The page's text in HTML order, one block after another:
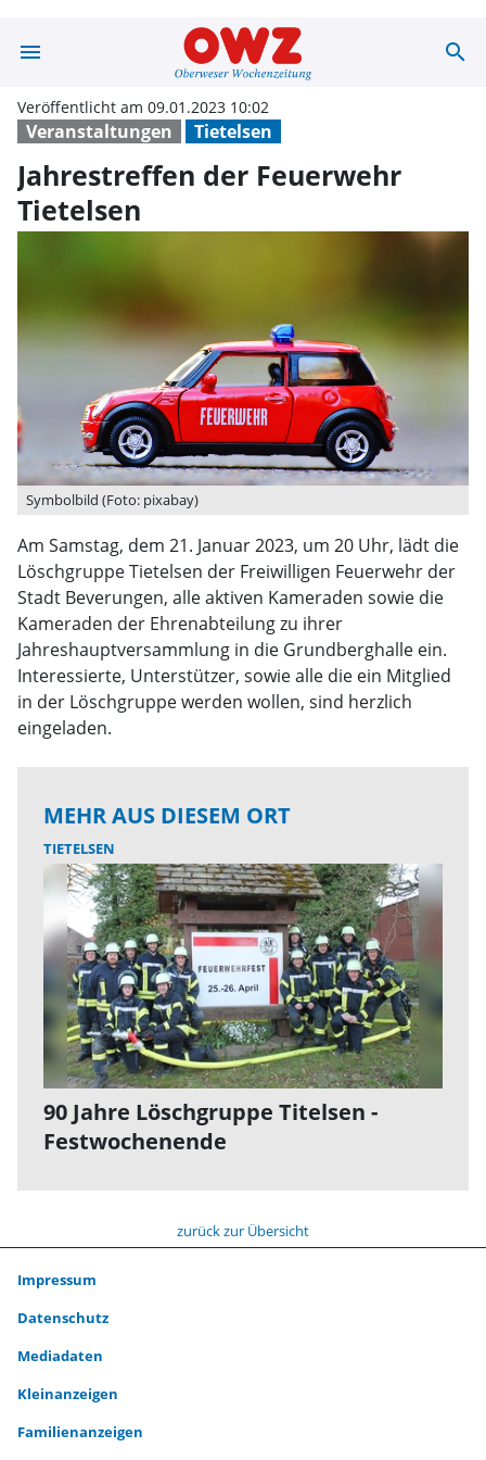
menu Jahrestreffen search
Veranstaltungen Tietelsen
Veröffentlicht am 09.01.2023 10:02
Jahrestreffen der Feuerwehr
Tietelsen
Symbolbild (Foto: pixabay)
Am Samstag, dem 21. Januar 2023, um 20 Uhr, lädt die
Löschgruppe Tietelsen der Freiwilligen Feuerwehr der
Stadt Beverungen, alle aktiven Kameraden sowie die
Kameraden der Ehrenabteilung zu ihrer
Jahreshauptversammlung in die Grundberghalle ein.
Interessierte, Unterstützer, sowie alle die ein Mitglied
in der Löschgruppe werden wollen, sind herzlich
eingeladen.
MEHR AUS DIESEM ORT
TIETELSEN
90 Jahre Löschgruppe Titelsen -
Festwochenende
zurück zur Übersicht
Impressum
Datenschutz
Mediadaten
Kleinanzeigen
Familienanzeigen